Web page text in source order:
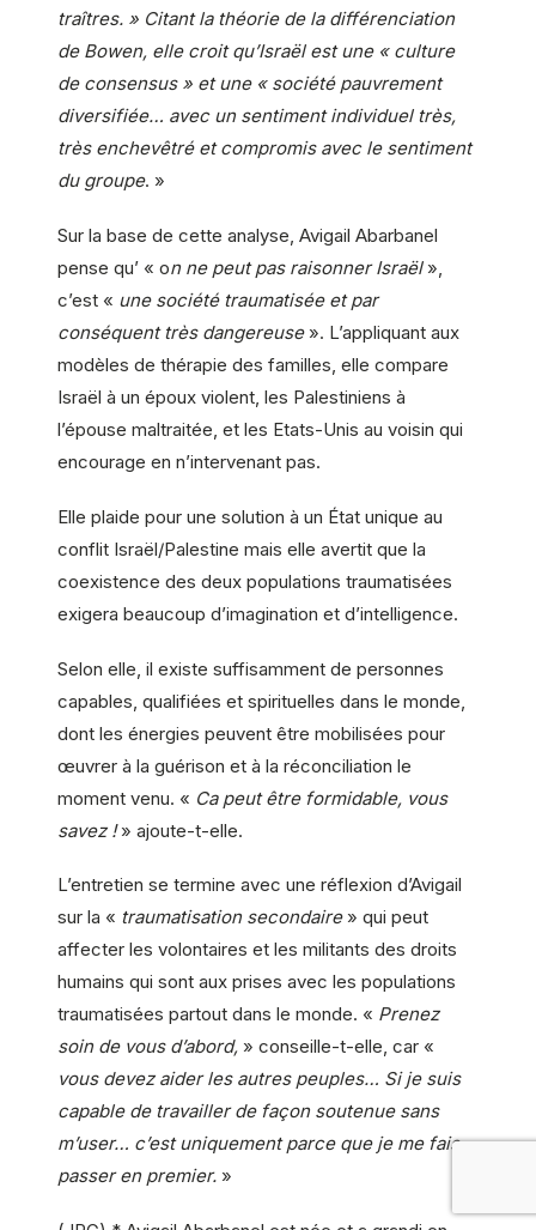
traîtres. » Citant la théorie de la différenciation
de Bowen, elle croit qu’Israël est une « culture
de consensus » et une « société pauvrement
diversifiée… avec un sentiment individuel très,
très enchevêtré et compromis avec le sentiment
du groupe. »
Sur la base de cette analyse, Avigail Abarbanel
pense qu’ « on ne peut pas raisonner Israël »,
c’est « une société traumatisée et par
conséquent très dangereuse». L’appliquant aux
modèles de thérapie des familles, elle compare
Israël à un époux violent, les Palestiniens à
l’épouse maltraitée, et les Etats-Unis au voisin qui
encourage en n’intervenant pas.
Elle plaide pour une solution à un État unique au
conflit Israël/Palestine mais elle avertit que la
coexistence des deux populations traumatisées
exigera beaucoup d’imagination et d’intelligence.
Selon elle, il existe suffisamment de personnes
capables, qualifiées et spirituelles dans le monde,
dont les énergies peuvent être mobilisées pour
œuvrer à la guérison et à la réconciliation le
moment venu. « Ca peut être formidable, vous
savez !» ajoute-t-elle.
L’entretien se termine avec une réflexion d’Avigail
sur la « traumatisation secondaire » qui peut
affecter les volontaires et les militants des droits
humains qui sont aux prises avec les populations
traumatisées partout dans le monde. « Prenez
soin de vous d’abord, » conseille-t-elle, car «
vous devez aider les autres peuples… Si je suis
capable de travailler de façon soutenue sans
m’user… c’est uniquement parce que je me fais
passer en premier. »